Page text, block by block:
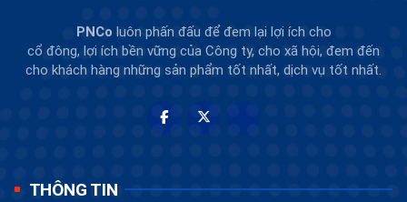
PNCo luôn phấn đấu để đem lại lợi ích cho
cổ đông, lợi ích bền vững của Công ty, cho xã hội, đem đến
cho khách hàng những sản phẩm tốt nhất, dịch vụ tốt nhất.
THÔNG TIN